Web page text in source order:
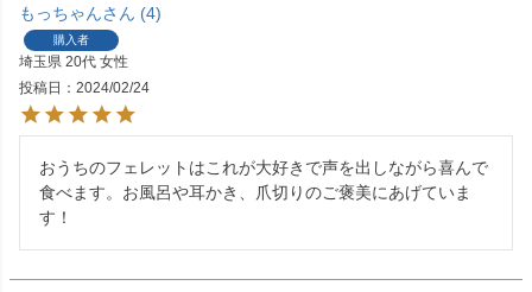
もっちゃん 4
購入者
埼玉県 20代 女性
投稿日
2024/02/24
おうちのフェレットはこれが大好きで声を出しながら喜んで
食べます。お風呂や耳かき、爪切りのご褒美にあげていま
す！